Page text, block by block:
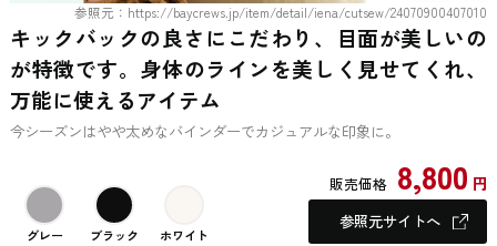
参照元：https://baycrews.jp/item/detail/iena/cutsew/24070900407010
キックバックの良さにこだわり、目面が美しいの
が特徴です。身体のラインを美しく見せてくれ、
万能に使えるアイテム
今シーズンはやや太めなバインダーでカジュアルな印象に。
グレー ブラック ホワイト
販売価格 8,800 円
参照元サイトへ